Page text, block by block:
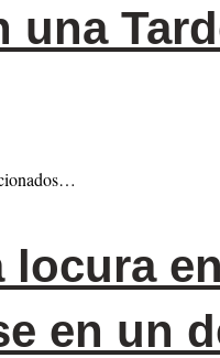
una
locura
en un